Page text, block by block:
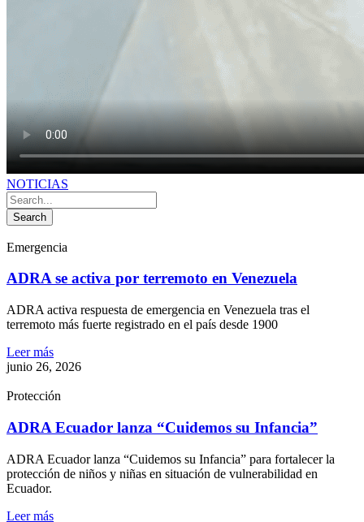
NOTICIAS
Search
Emergencia
ADRA se activa por terremoto en Venezuela
ADRA activa respuesta de emergencia en Venezuela tras el
terremoto más fuerte registrado en el país desde 1900
Leer más
junio 26, 2026
Protección
ADRA Ecuador lanza “Cuidemos su Infancia”
ADRA Ecuador lanza “Cuidemos su Infancia” para fortalecer la
protección de niños y niñas en situación de vulnerabilidad en
Ecuador.
Leer más